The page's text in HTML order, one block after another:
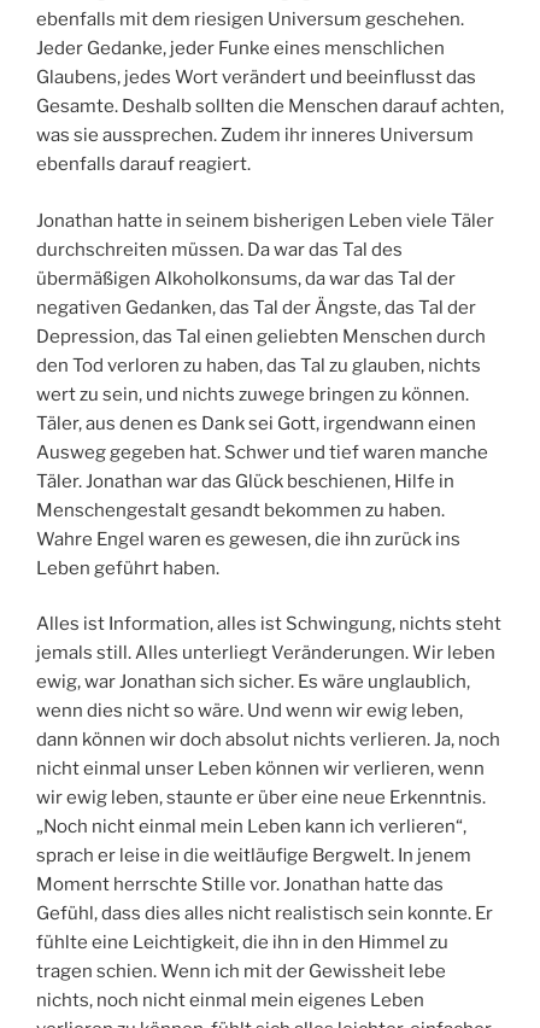
ebenfalls mit dem riesigen Universum geschehen.
Jeder Gedanke, jeder Funke eines menschlichen
Glaubens, jedes Wort verändert und beeinflusst das
Gesamte. Deshalb sollten die Menschen darauf achten,
was sie aussprechen. Zudem ihr inneres Universum
ebenfalls darauf reagiert.
Jonathan hatte in seinem bisherigen Leben viele Täler
durchschreiten müssen. Da war das Tal des
übermäßigen Alkoholkonsums, da war das Tal der
negativen Gedanken, das Tal der Ängste, das Tal der
Depression, das Tal einen geliebten Menschen durch
den Tod verloren zu haben, das Tal zu glauben, nichts
wert zu sein, und nichts zuwege bringen zu können.
Täler, aus denen es Dank sei Gott, irgendwann einen
Ausweg gegeben hat. Schwer und tief waren manche
Täler. Jonathan war das Glück beschienen, Hilfe in
Menschengestalt gesandt bekommen zu haben.
Wahre Engel waren es gewesen, die ihn zurück ins
Leben geführt haben.
Alles ist Information, alles ist Schwingung, nichts steht
jemals still. Alles unterliegt Veränderungen. Wir leben
ewig, war Jonathan sich sicher. Es wäre unglaublich,
wenn dies nicht so wäre. Und wenn wir ewig leben,
dann können wir doch absolut nichts verlieren. Ja, noch
nicht einmal unser Leben können wir verlieren, wenn
wir ewig leben, staunte er über eine neue Erkenntnis.
„Noch nicht einmal mein Leben kann ich verlieren“,
sprach er leise in die weitläufige Bergwelt. In jenem
Moment herrschte Stille vor. Jonathan hatte das
Gefühl, dass dies alles nicht realistisch sein konnte. Er
fühlte eine Leichtigkeit, die ihn in den Himmel zu
tragen schien. Wenn ich mit der Gewissheit lebe
nichts, noch nicht einmal mein eigenes Leben